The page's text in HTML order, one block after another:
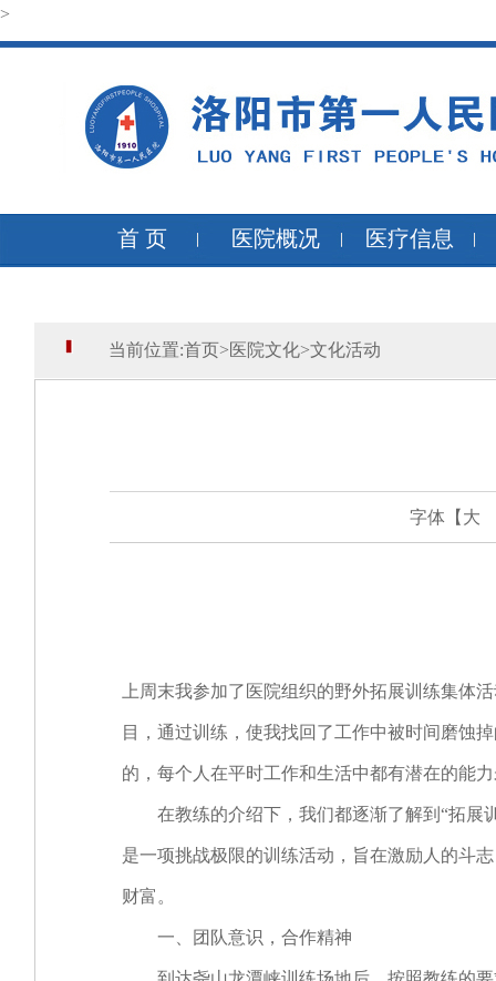
>
首 页 医院概况 医疗信息
当前位置:首页>医院文化>文化活动
字体【 大
上周末我参加了医院组织的野外拓展训练集体
目，通过训练，使我找回了工作中被时间磨蚀
的，每个人在平时工作和生活中都有潜在的能
在教练的介绍下，我们都逐渐了解到“拓展训
是一项挑战极限的训练活动，旨在激励人的斗
财富。
一、团队意识，合作精神